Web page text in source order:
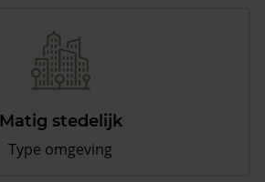
Matig stedelijk
Type omgeving